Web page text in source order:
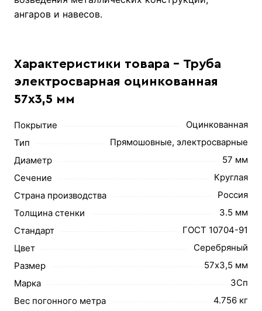
ангаров и навесов.
Характеристики товара - Труба
электросварная оцинкованная
57х3,5 мм
Покрытие
Оцинкованная
Тип
Прямошовные, электросварные
Диаметр
57 мм
Сечение
Круглая
Страна производства
Россия
Толщина стенки
3.5 мм
Стандарт
ГОСТ 10704-91
Цвет
Серебряный
Размер
57х3,5 мм
Марка
3Сп
Вес погонного метра
4.756 кг